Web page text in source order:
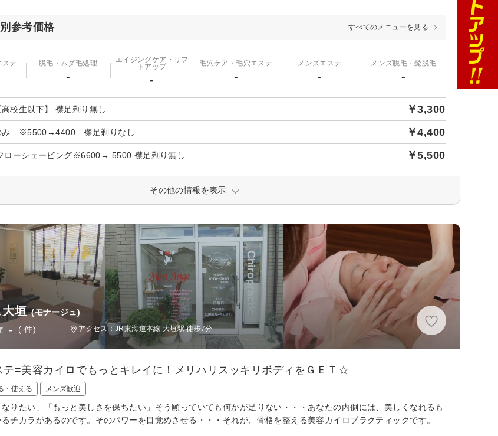
参考価格 すべてのメニューを見る
ステ 脱毛・ムダ毛処理
-
エイジングケア・リフ
トアップ
-
毛穴ケア・毛穴エステ
-
メンズエステ
-
メンズ脱毛・髭脱毛
-
校生以下】 襟足剃り無し ￥3,300
み ※5500→4400 襟足剃りなし ￥4,400
ローシェービング※6600→ 5500 襟足剃り無し ￥5,500
その他の情報を表示
垣 (モナージュ)
- (-件) アクセス：JR東海道本線 大垣駅 徒歩7分
テ=美容カイロでもっとキレイに！メリハリスッキリボディをＧＥＴ☆
・使える メンズ歓迎
なりたい」「もっと美しさを保ちたい」そう願っていても何かが足りない・・・あなたの内側には、美しくなれるも
チカラがあるのです。そのパワーを目覚めさせる・・・それが、骨格を整える美容カイロプラクティックです。